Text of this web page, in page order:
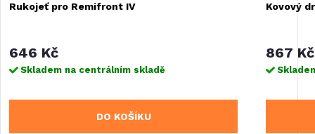
Rukojeť pro Remifront IV
646 Kč
Skladem na centrálním skladě
DO KOŠÍKU
Kovový
867 Kč